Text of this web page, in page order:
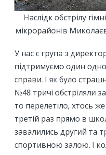
Наслідк обстрілу
мікрорайонів
У нас є група з
підтримуємо один
справи. І як було
№48 тричі обстріляли
то перелетіло, хтось
третій раз прямо в
завалились другий та
спортивною залою. І